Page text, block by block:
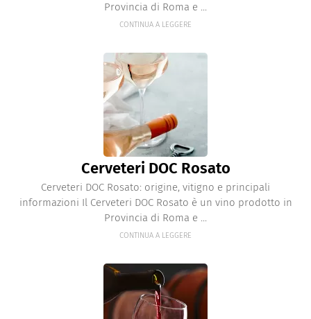
Provincia di Roma e ...
CONTINUA A LEGGERE
Cerveteri DOC Rosato
Cerveteri DOC Rosato: origine, vitigno e principali
informazioni Il Cerveteri DOC Rosato è un vino prodotto in
Provincia di Roma e ...
CONTINUA A LEGGERE